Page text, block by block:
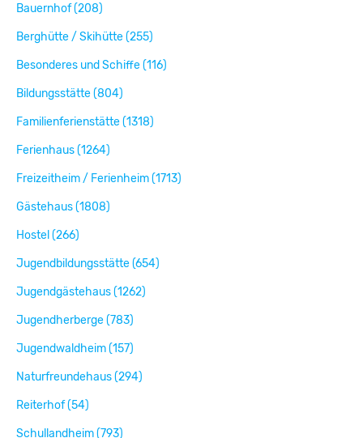
Bauernhof (208)
Berghütte / Skihütte (255)
Besonderes und Schiffe (116)
Bildungsstätte (804)
Familienferienstätte (1318)
Ferienhaus (1264)
Freizeitheim / Ferienheim (1713)
Gästehaus (1808)
Hostel (266)
Jugendbildungsstätte (654)
Jugendgästehaus (1262)
Jugendherberge (783)
Jugendwaldheim (157)
Naturfreundehaus (294)
Reiterhof (54)
Schullandheim (793)